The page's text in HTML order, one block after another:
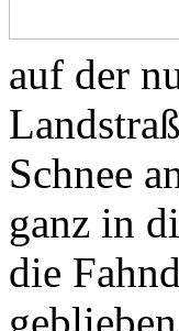
auf der
Schnee
ganz in
die